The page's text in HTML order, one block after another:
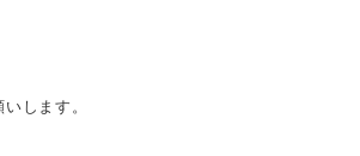
します。